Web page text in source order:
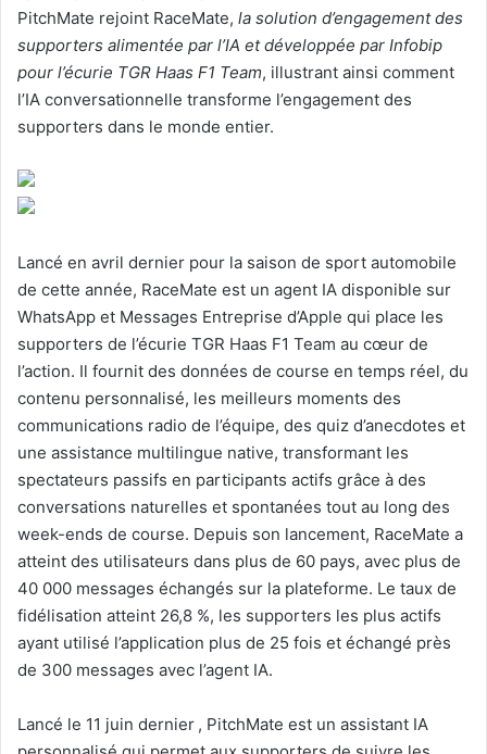
PitchMate rejoint RaceMate, la solution d’engagement des
supporters alimentée par l’IA et développée par Infobip
pour l’écurie TGR Haas F1 Team, illustrant ainsi comment
l’IA conversationnelle transforme l’engagement des
supporters dans le monde entier.
Lancé en avril dernier pour la saison de sport automobile
de cette année, RaceMate est un agent IA disponible sur
WhatsApp et Messages Entreprise d’Apple qui place les
supporters de l’écurie TGR Haas F1 Team au cœur de
l’action. Il fournit des données de course en temps réel, du
contenu personnalisé, les meilleurs moments des
communications radio de l’équipe, des quiz d’anecdotes et
une assistance multilingue native, transformant les
spectateurs passifs en participants actifs grâce à des
conversations naturelles et spontanées tout au long des
week-ends de course. Depuis son lancement, RaceMate a
atteint des utilisateurs dans plus de 60 pays, avec plus de
40 000 messages échangés sur la plateforme. Le taux de
fidélisation atteint 26,8 %, les supporters les plus actifs
ayant utilisé l’application plus de 25 fois et échangé près
de 300 messages avec l’agent IA.
Lancé le 11 juin dernier , PitchMate est un assistant IA